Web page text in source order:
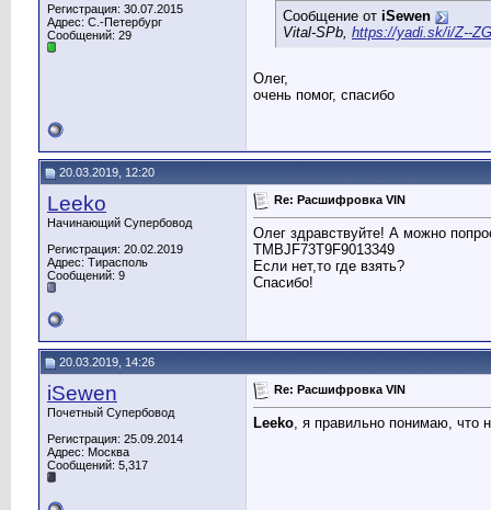
Регистрация: 30.07.2015
Адрес: С.-Петербург
Сообщений: 29
Сообщение от iSewen
Vital-SPb, https://yadi.sk/i/Z--
Олег,
очень помог, спасибо
20.03.2019, 12:20
Leeko
Начинающий Супербовод
Регистрация: 20.02.2019
Адрес: Тирасполь
Сообщений: 9
Re: Расшифровка VIN
Олег здравствуйте! А можно
TMBJF73T9F9013349
Если нет,то где взять?
Cпасибо!
20.03.2019, 14:26
iSewen
Почетный Супербовод
Регистрация: 25.09.2014
Адрес: Москва
Сообщений: 5,317
Re: Расшифровка VIN
Leeko, я правильно понимаю, что